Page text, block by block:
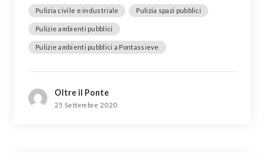
Pulizia civile e industriale Pulizia spazi pubblici
Pulizie ambienti pubblici
Pulizie ambienti pubblici a Pontassieve
Oltre il Ponte
25 Settembre 2020